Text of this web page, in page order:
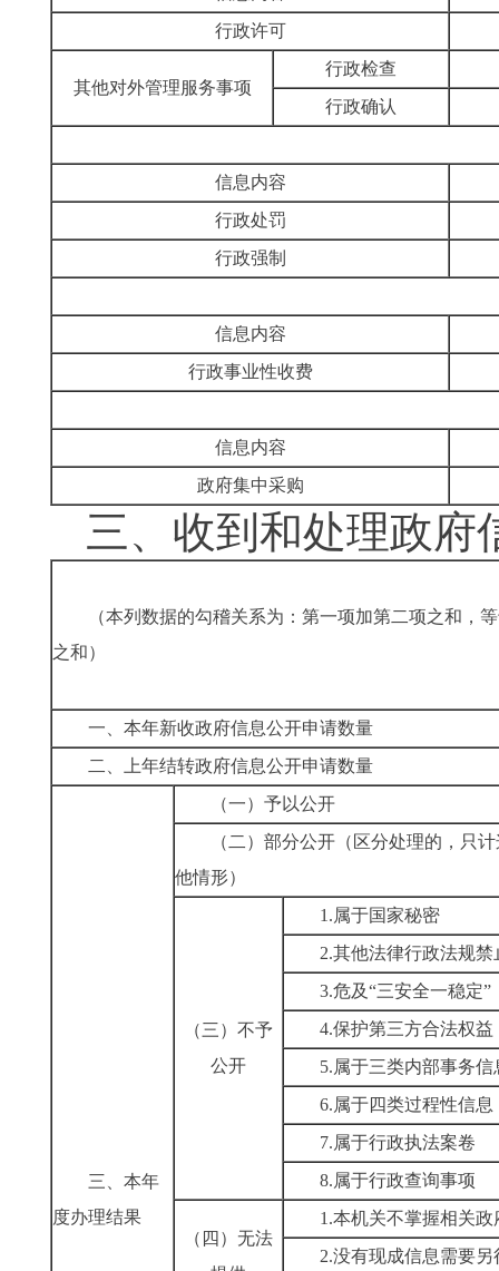
行政许可
其他对外管理服务事项
行政检查
行政确认
信息内容
行政处罚
行政强制
信息内容
行政事业性收费
信息内容
政府集中采购
三、收到和处理政府
（本列数据的勾稽关系为：第一项加第二项之和，
之和）
一、本年新收政府信息公开申请数量
二、上年结转政府信息公开申请数量
三、本年
度办理结果
（一）予以公开
（二）部分公开（区分处理的，只
他情形）
（三）不予
公开
1.属于国家秘密
2.其他法律行政法规禁
3.危及“三安全一稳定”
4.保护第三方合法权益
5.属于三类内部事务信
6.属于四类过程性信息
7.属于行政执法案卷
8.属于行政查询事项
（四）无法
1.本机关不掌握相关政
2.没有现成信息需要另